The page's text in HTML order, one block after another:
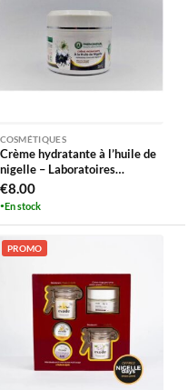
COSMÉTIQUES
Crème hydratante à l’huile de
nigelle – Laboratoires
Phenomenal
€8.00
En stock
PROMO